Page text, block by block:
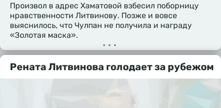
Произвол в адрес Хаматовой взбесил поборницу
нравственности Литвинову. Позже и вовсе
выяснилось, что Чулпан не получила и награду
«Золотая маска».
•••
Рената Литвинова голодает за рубежом